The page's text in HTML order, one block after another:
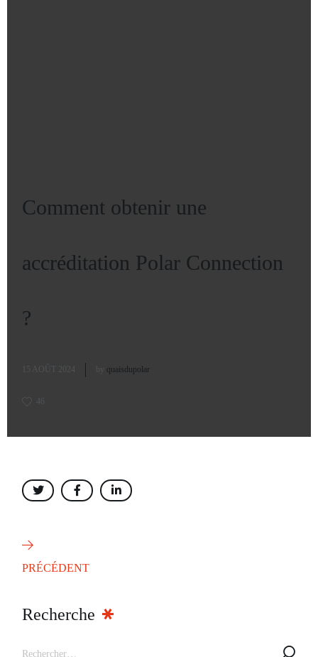
Comment obtenir une
accréditation Polar Connection
?
15 AOÛT 2024 by quaisdupolar
46
PRÉCÉDENT
Recherche